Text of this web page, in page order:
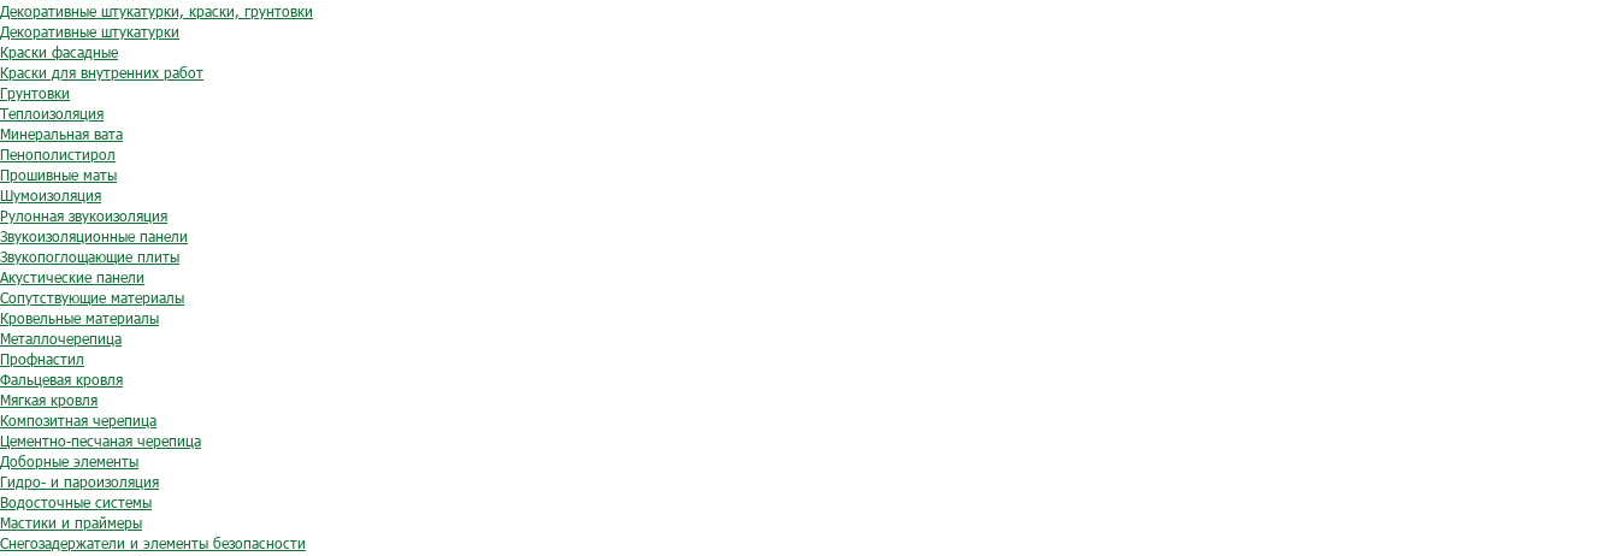
Декоративные штукатурки, краски, грунтовки
Декоративные штукатурки
Краски фасадные
Краски для внутренних работ
Грунтовки
Теплоизоляция
Минеральная вата
Пенополистирол
Прошивные маты
Шумоизоляция
Рулонная звукоизоляция
Звукоизоляционные панели
Звукопоглощающие плиты
Акустические панели
Сопутствующие материалы
Кровельные материалы
Металлочерепица
Профнастил
Фальцевая кровля
Мягкая кровля
Композитная черепица
Цементно-песчаная черепица
Доборные элементы
Гидро- и пароизоляция
Водосточные системы
Мастики и праймеры
Снегозадержатели и элементы безопасности